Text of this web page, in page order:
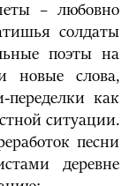
– любовно
солдаты
поэты на
новые слова,
переделки как
ситуации.
песни
деревне